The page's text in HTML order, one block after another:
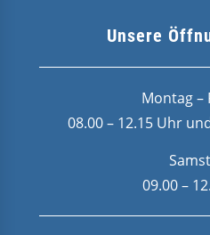
Unsere
Montag –
08.00 – 12.15 Uhr
09.00 –